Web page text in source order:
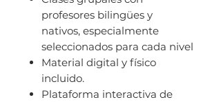
profesores bilingües y
nativos, especialmente
seleccionados para cada nivel
Material digital y físico
incluido.
Plataforma interactiva de